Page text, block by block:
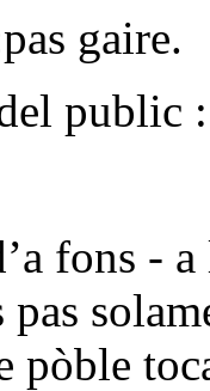
gaire.
public
fons -
pòble